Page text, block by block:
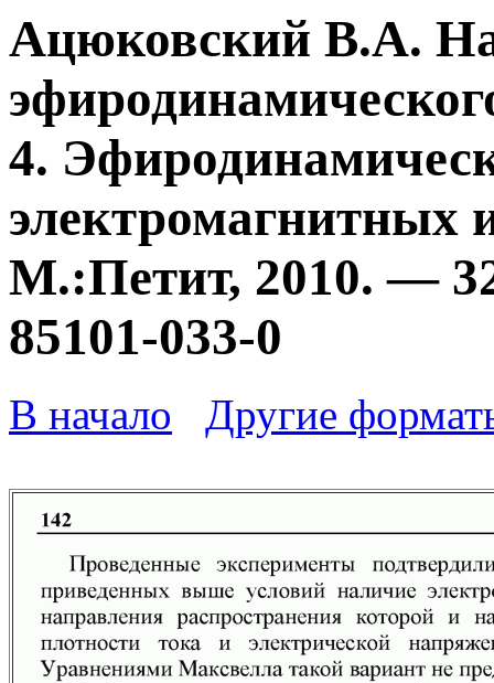
Ацюковский В.А.
4.
электромагнитных
М.:Петит, 2010. —
85101-033-0
В начало Другие